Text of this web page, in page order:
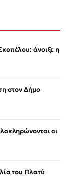
άνοιξε η
στον Δήμο
οι
του Πλατύ